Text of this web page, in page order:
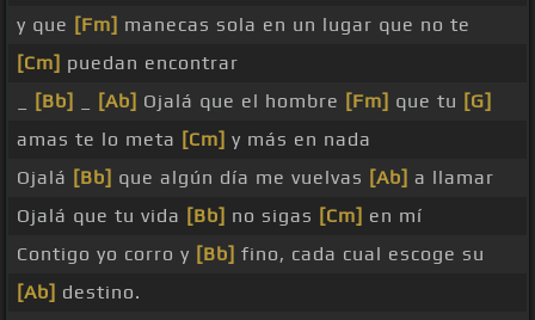
y que [Fm] manecas sola en un lugar que no te
[Cm] puedan encontrar
[Bb] [Ab] Ojalá que el hombre [Fm] que tu [G]
amas te lo meta [Cm] y más en nada
Ojalá [Bb] que algún día me vuelvas [Ab] a llamar
Ojalá que tu vida [Bb] no sigas [Cm] en mí
Contigo yo corro y [Bb] fino, cada cual escoge su
[Ab] destino.